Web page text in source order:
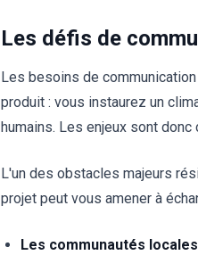
Les défis de
Les besoins de
produit : vous instaurez un
humains. Les enjeux sont
L'un des obstacles majeurs
projet peut vous amener à
Les communautés